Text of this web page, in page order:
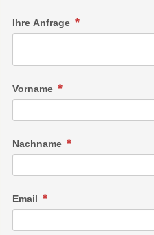
Ihre Anfrage
Vorname
Nachname
Email